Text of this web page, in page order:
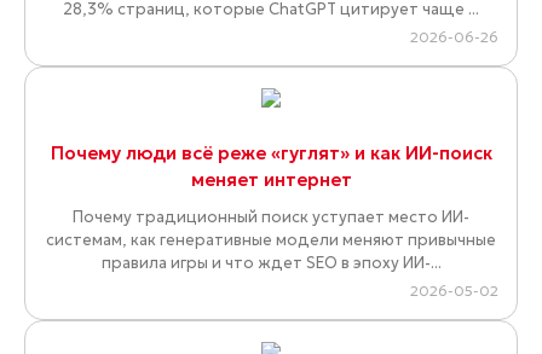
28,3% страниц, которые ChatGPT цитирует чаще ...
2026-06-26
Почему люди всё реже «гуглят» и как ИИ-поиск
меняет интернет
Почему традиционный поиск уступает место ИИ-
системам, как генеративные модели меняют привычные
правила игры и что ждет SEO в эпоху ИИ-...
2026-05-02